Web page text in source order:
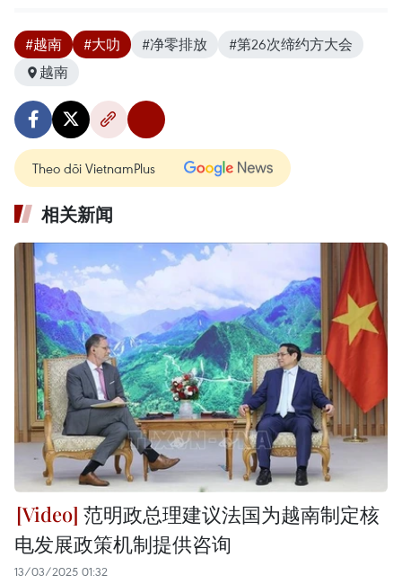
#越南 #大叻 #净零排放
#第26次缔约方大会
越南
Theo dõi VietnamPlus
相关新闻
范明政总理建议法国为越南制定核
电发展政策机制提供咨询
13/03/2025 01:32